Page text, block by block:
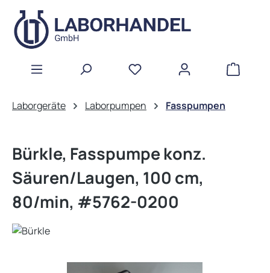
Zum Hauptinhalt springen
Laborgeräte Laborpumpen Fasspumpen
Bürkle, Fasspumpe konz.
Säuren/Laugen, 100 cm,
80/min, #5762-0200
Bildergalerie überspringen